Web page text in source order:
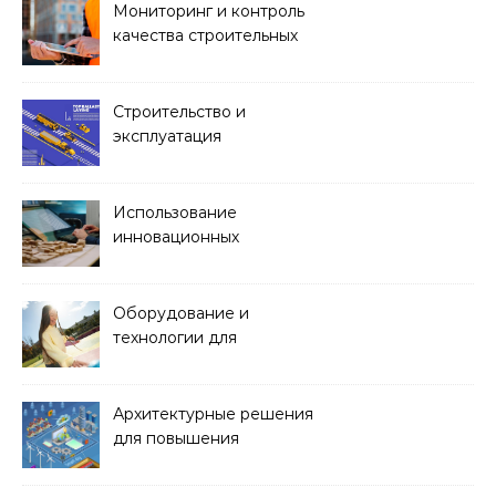
Мониторинг и контроль
качества строительных
Строительство и
эксплуатация
Использование
инновационных
Оборудование и
технологии для
Архитектурные решения
для повышения